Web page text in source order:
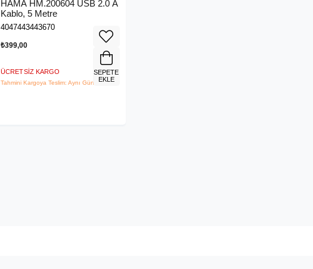
HAMA HM.200604 USB 2.0 A
Kablo, 5 Metre
4047443443670
₺399,00
SEPETE
EKLE
ÜCRETSIZ KARGO
Tahmini Kargoya Teslim: Aynı Gün